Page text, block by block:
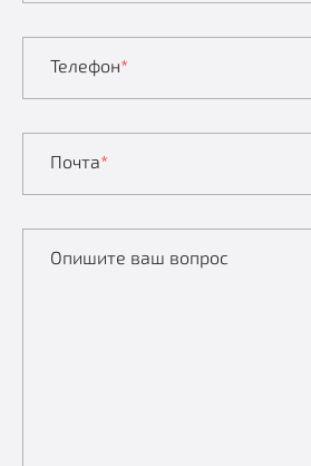
Телефон*
Почта*
Опишите ваш вопрос